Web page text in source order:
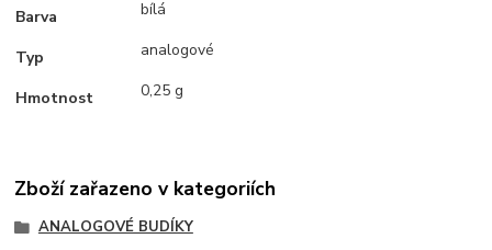
Barva bílá
Typ analogové
Hmotnost 0,25 g
Zboží zařazeno v kategoriích
ANALOGOVÉ BUDÍKY